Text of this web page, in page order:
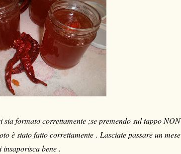
formato correttamente ;se premendo sul tappo NON
è stato fatto correttamente . Lasciate passare un mese
bene .